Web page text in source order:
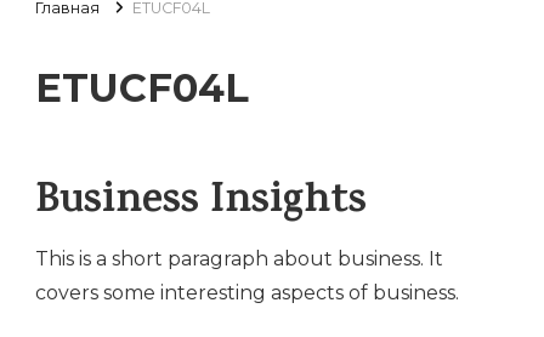
Главная ETUCF04L
ETUCF04L
Business Insights
This is a short paragraph about business. It
covers some interesting aspects of business.